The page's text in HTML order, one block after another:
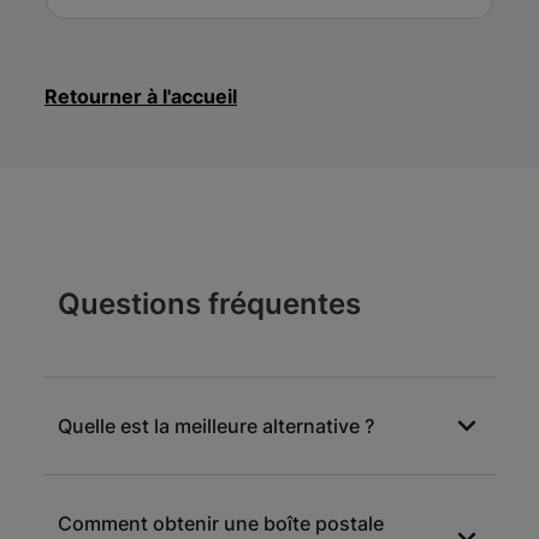
Retourner à l'accueil
Questions fréquentes
Quelle est la meilleure alternative ?
aussi des adresses postales vous permettant
Comment obtenir une boîte postale